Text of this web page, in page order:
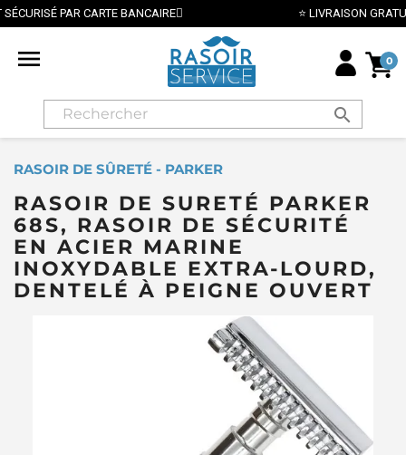
⭐ LIVRAISON GRATUITE EN FRANCE MÉTROPOLITAINE DÈS
 0
search
RASOIR DE SÛRETÉ - PARKER
RASOIR DE SURETÉ PARKER
68S, RASOIR DE SÉCURITÉ
EN ACIER MARINE
INOXYDABLE EXTRA-LOURD,
DENTELÉ À PEIGNE OUVERT